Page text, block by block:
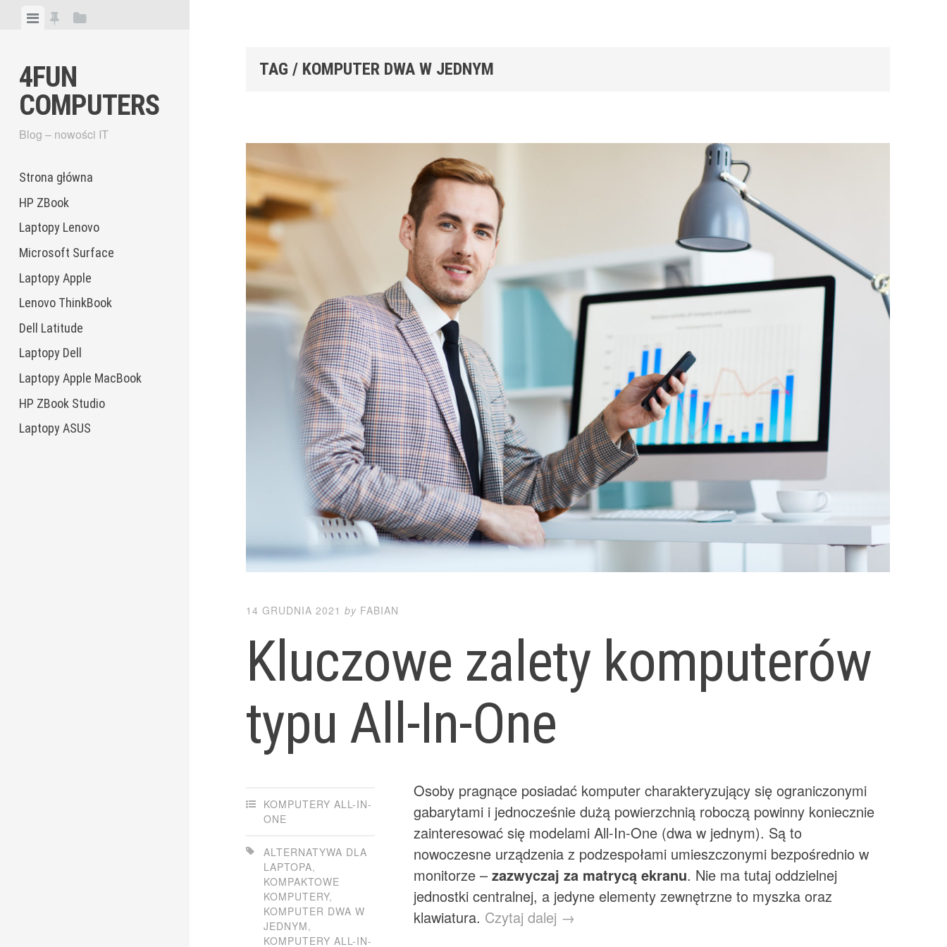
ViewViewView
4FUN
COMPUTERS
Blog – nowości IT
Strona główna
HP ZBook
Laptopy Lenovo
Microsoft Surface
Laptopy Apple
Lenovo ThinkBook
Dell Latitude
Laptopy Dell
Laptopy Apple MacBook
HP ZBook Studio
Laptopy ASUS
TAG / KOMPUTER DWA W JEDNYM
14 GRUDNIA 2021 by FABIAN
Kluczowe zalety komputerów
typu All-In-One
KOMPUTERY ALL-IN-
ONE
ALTERNATYWA DLA
LAPTOPA,
KOMPAKTOWE
KOMPUTERY,
KOMPUTER DWA W
JEDNYM,
KOMPUTERY ALL-IN-
Osoby pragnące posiadać komputer charakteryzujący się ograniczonymi
gabarytami i jednocześnie dużą powierzchnią roboczą powinny koniecznie
zainteresować się modelami All-In-One (dwa w jednym). Są to
nowoczesne urządzenia z podzespołami umieszczonymi bezpośrednio w
monitorze –zazwyczaj za matrycą ekranu. Nie ma tutaj oddzielnej
jednostki centralnej, a jedyne elementy zewnętrzne to myszka oraz
klawiatura. Czytaj dalej →